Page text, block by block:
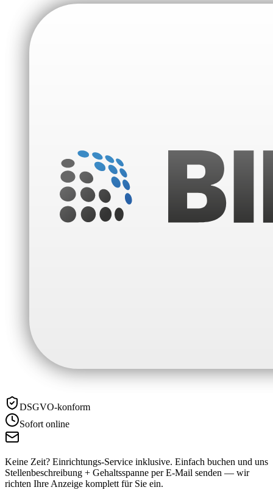
DSGVO-konform
Sofort online
Keine Zeit? Einrichtungs-Service inklusive. Einfach buchen und uns
Stellenbeschreibung + Gehaltsspanne per E-Mail senden — wir
richten Ihre Anzeige komplett für Sie ein.